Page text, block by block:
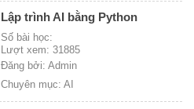
Lập trình AI bằng Python
Số bài học:
Lượt xem: 31885
Đăng bởi: Admin
Chuyên mục: AI